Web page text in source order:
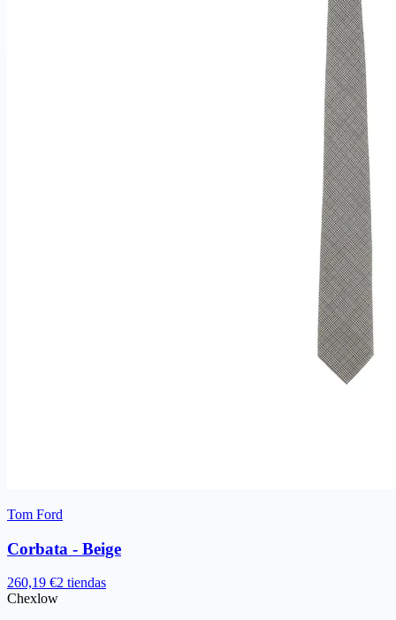
Tom Ford
Corbata - Beige
260,19 €2 tiendas
Chexlow